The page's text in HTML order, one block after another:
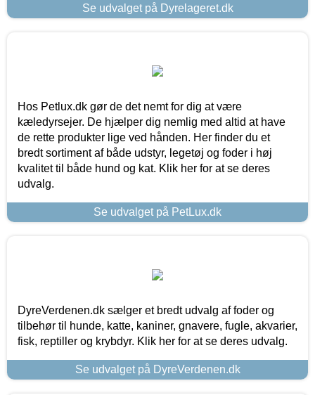
Se udvalget på Dyrelageret.dk
Hos Petlux.dk gør de det nemt for dig at være
kæledyrsejer. De hjælper dig nemlig med altid at have
de rette produkter lige ved hånden. Her finder du et
bredt sortiment af både udstyr, legetøj og foder i høj
kvalitet til både hund og kat. Klik her for at se deres
udvalg.
Se udvalget på PetLux.dk
DyreVerdenen.dk sælger et bredt udvalg af foder og
tilbehør til hunde, katte, kaniner, gnavere, fugle, akvarier,
fisk, reptiller og krybdyr. Klik her for at se deres udvalg.
Se udvalget på DyreVerdenen.dk